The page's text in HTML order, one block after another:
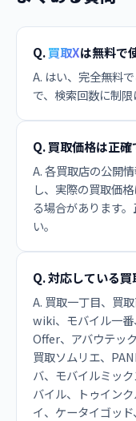
Q.買取Xは無料で
A. はい、完全無料
で、検索回数に制限
Q. 買取価格は正確
A. 各買取店の公開
し、実際の買取価
る場合があります
い。
Q. 対応している
A. 買取一丁目、買
wiki、モバイル一
Offer、アバウテッ
買取ソムリエ、
バ、モバイルミッ
バイル、トゥイン
イ、ケータイゴッ